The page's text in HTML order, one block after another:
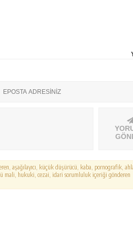
aşağılayıcı, küçük düşürücü, kaba, pornografik,
mali, hukuki, cezai, idari sorumluluk içeriği gönderen